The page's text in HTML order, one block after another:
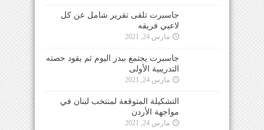
جاسبرت تلقى تقرير شامل عن كل
لاعبي فريقه
مارس 24, 2021
جاسبرت يجتمع ببدر اليوم ثم يقود حصته
التدريبية الأولى
مارس 24, 2021
التشكيلة المتوقعة لمنتخب لبنان في
مواجهة الأردن
مارس 24, 2021